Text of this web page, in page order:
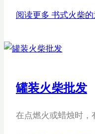
阅读更多 书式火柴的
罐装火柴批发
在点燃火或蜡烛时